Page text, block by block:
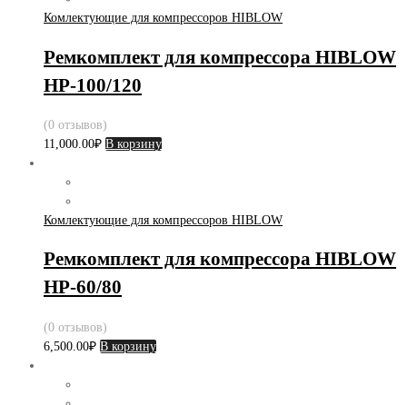
Комлектующие для компрессоров HIBLOW
Ремкомплект для компрессора HIBLOW
HP-100/120
(0 отзывов)
11,000.00₽ В корзину
Комлектующие для компрессоров HIBLOW
Ремкомплект для компрессора HIBLOW
HP-60/80
(0 отзывов)
6,500.00₽ В корзину